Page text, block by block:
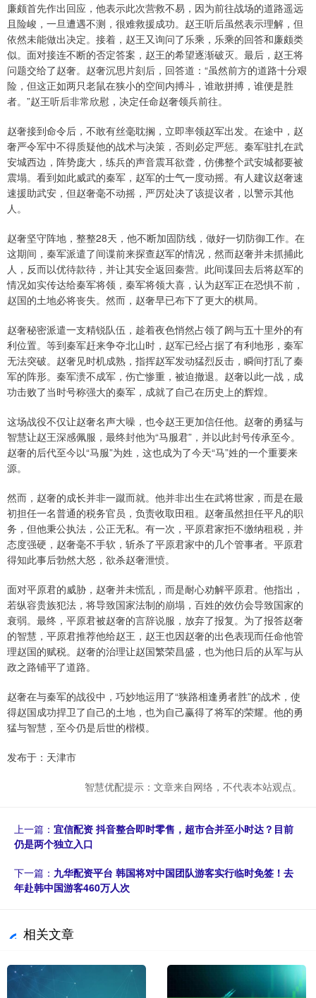
廉颇首先作出回应，他表示此次营救不易，因为前往战场的道路遥远
且险峻，一旦遭遇不测，很难救援成功。赵王听后虽然表示理解，但
依然未能做出决定。接着，赵王又询问了乐乘，乐乘的回答和廉颇类
似。面对接连不断的否定答案，赵王的希望逐渐破灭。最后，赵王将
问题交给了赵奢。赵奢沉思片刻后，回答道：“虽然前方的道路十分艰
险，但这正如两只老鼠在狭小的空间内搏斗，谁敢拼搏，谁便是胜
者。”赵王听后非常欣慰，决定任命赵奢领兵前往。
赵奢接到命令后，不敢有丝毫耽搁，立即率领赵军出发。在途中，赵
奢严令军中不得质疑他的战术与决策，否则必定严惩。秦军驻扎在武
安城西边，阵势庞大，练兵的声音震耳欲聋，仿佛整个武安城都要被
震塌。看到如此威武的秦军，赵军的士气一度动摇。有人建议赵奢速
速援助武安，但赵奢毫不动摇，严厉处决了该提议者，以警示其他
人。
赵奢坚守阵地，整整28天，他不断加固防线，做好一切防御工作。在
这期间，秦军派遣了间谍前来探查赵军的情况，然而赵奢并未抓捕此
人，反而以优待款待，并让其安全返回秦营。此间谍回去后将赵军的
情况如实传达给秦军将领，秦军将领大喜，认为赵军正在恐惧不前，
赵国的土地必将丧失。然而，赵奢早已布下了更大的棋局。
赵奢秘密派遣一支精锐队伍，趁着夜色悄然占领了阏与五十里外的有
利位置。等到秦军赶来争夺北山时，赵军已经占据了有利地形，秦军
无法突破。赵奢见时机成熟，指挥赵军发动猛烈反击，瞬间打乱了秦
军的阵形。秦军溃不成军，伤亡惨重，被迫撤退。赵奢以此一战，成
功击败了当时号称强大的秦军，成就了自己在历史上的辉煌。
这场战役不仅让赵奢名声大噪，也令赵王更加信任他。赵奢的勇猛与
智慧让赵王深感佩服，最终封他为“马服君”，并以此封号传承至今。
赵奢的后代至今以“马服”为姓，这也成为了今天“马”姓的一个重要来
源。
然而，赵奢的成长并非一蹴而就。他并非出生在武将世家，而是在最
初担任一名普通的税务官员，负责收取田租。赵奢虽然担任平凡的职
务，但他秉公执法，公正无私。有一次，平原君家拒不缴纳租税，并
态度强硬，赵奢毫不手软，斩杀了平原君家中的几个管事者。平原君
得知此事后勃然大怒，欲杀赵奢泄愤。
面对平原君的威胁，赵奢并未慌乱，而是耐心劝解平原君。他指出，
若纵容贵族犯法，将导致国家法制的崩塌，百姓的效仿会导致国家的
衰弱。最终，平原君被赵奢的言辞说服，放弃了报复。为了报答赵奢
的智慧，平原君推荐他给赵王，赵王也因赵奢的出色表现而任命他管
理赵国的赋税。赵奢的治理让赵国繁荣昌盛，也为他日后的从军与从
政之路铺平了道路。
赵奢在与秦军的战役中，巧妙地运用了“狭路相逢勇者胜”的战术，使
得赵国成功捍卫了自己的土地，也为自己赢得了将军的荣耀。他的勇
猛与智慧，至今仍是后世的楷模。
发布于：天津市
智慧优配提示：文章来自网络，不代表本站观点。
上一篇： 宜信配资 抖音整合即时零售，超市合并至小时达？目前
仍是两个独立入口
下一篇： 九华配资平台 韩国将对中国团队游客实行临时免签！去
年赴韩中国游客460万人次
相关文章